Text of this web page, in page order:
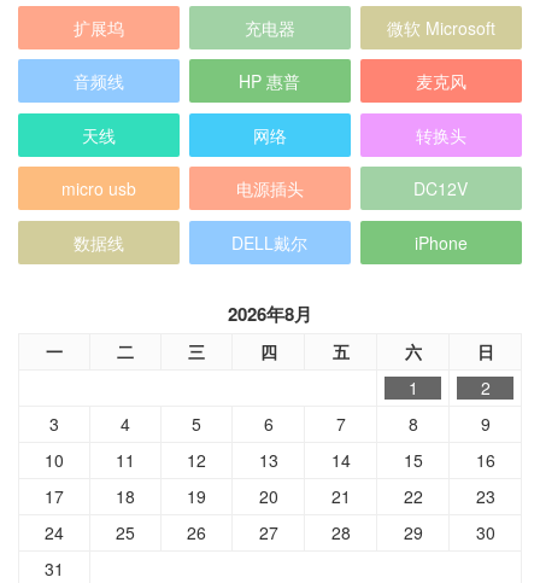
扩展坞 充电器 微软 Microsoft
音频线 HP 惠普 麦克风
天线 网络 转换头
micro usb 电源插头 DC12V
数据线 DELL戴尔 iPhone
2026年8月
一 二 三 四 五 六 日
1
2
3
4 5 6 7 8
9
10
11 12 13 14 15
16
17
18 19 20 21 22
23
24
25 26 27 28 29
30
31